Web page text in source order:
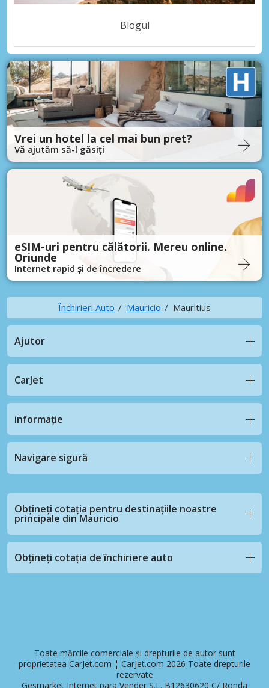
Blogul
Vrei un hotel la cel mai bun pret?
Vă ajutăm să-l găsiți
eSIM-uri pentru călătorii. Mereu online.
Oriunde
Internet rapid și de încredere
Închirieri Auto Mauricio Mauritius
Ajutor
CarJet
informație
Navigare sigură
Obțineți cotația pentru destinațiile noastre
principale din Mauricio
Obțineți cotația de închiriere auto
Toate mărcile comerciale și drepturile de autor sunt
proprietatea CarJet.com ¦ CarJet.com 2026 Toate drepturile
rezervate
Gesmarket Internet para Vender S.L. B12630620 C/ Ronda